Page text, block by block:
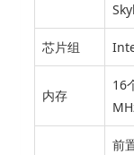
芯片组
内存
16
前